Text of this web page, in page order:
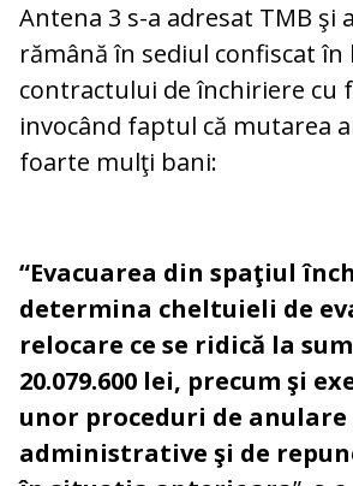
Antena 3 s-a adresat TMB şi
rămână în sediul confiscat în
contractului de închiriere cu
invocând faptul că mutarea
foarte mulţi bani:
“Evacuarea din spaţiul
determina cheltuieli de
relocare ce se ridică la
20.079.600 lei, precum şi
unor proceduri de
administrative şi de